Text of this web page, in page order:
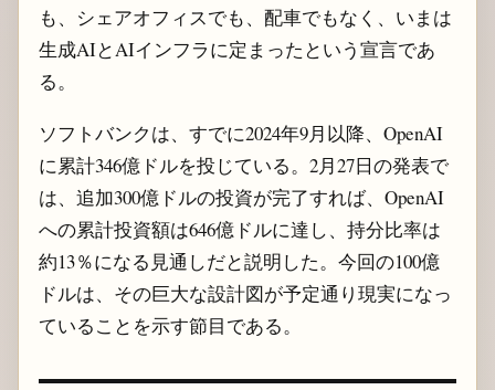
も、シェアオフィスでも、配車でもなく、いまは
生成AIとAIインフラに定まったという宣言であ
る。
ソフトバンクは、すでに2024年9月以降、OpenAI
に累計346億ドルを投じている。2月27日の発表で
は、追加300億ドルの投資が完了すれば、OpenAI
への累計投資額は646億ドルに達し、持分比率は
約13％になる見通しだと説明した。今回の100億
ドルは、その巨大な設計図が予定通り現実になっ
ていることを示す節目である。